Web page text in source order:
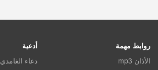
روابط مهمة
الأذان mp3
أدعية
دعاء الغامدي